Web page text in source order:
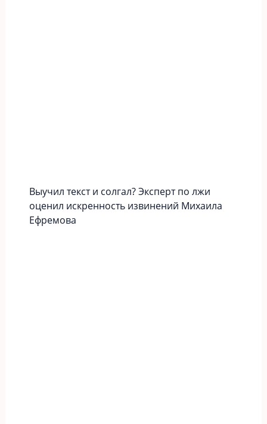
Выучил текст и солгал? Эксперт по лжи
оценил искренность извинений Михаила
Ефремова